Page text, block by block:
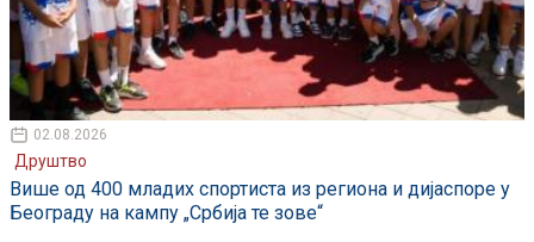
02.08.2026
Друштво
Више од 400 младих спортиста из региона и дијаспоре у
Београду на кампу „Србија те зове“